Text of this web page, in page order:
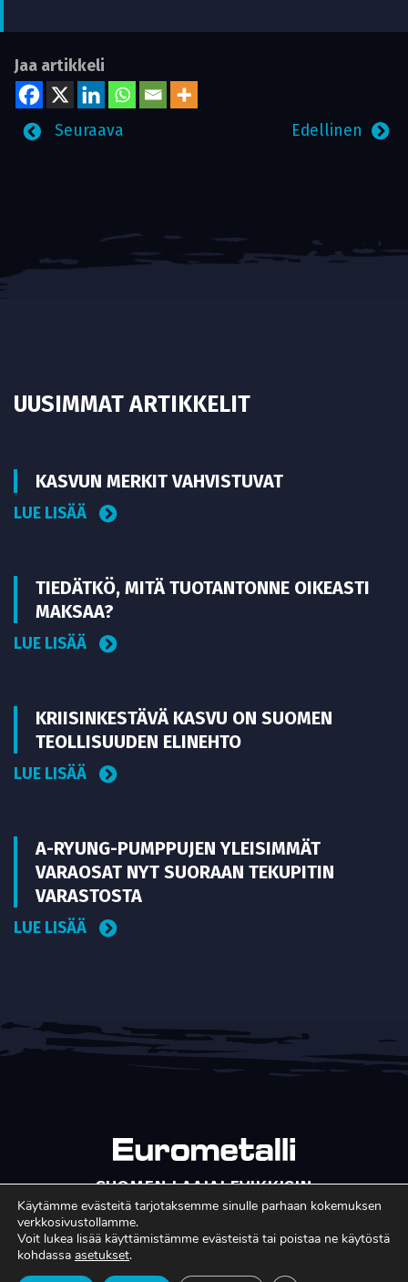
Jaa artikkeli
Edellinen
Seuraava
UUSIMMAT ARTIKKELIT
KASVUN MERKIT VAHVISTUVAT
LUE LISÄÄ
TIEDÄTKÖ, MITÄ TUOTANTONNE OIKEASTI
MAKSAA?
LUE LISÄÄ
KRIISINKESTÄVÄ KASVU ON SUOMEN
TEOLLISUUDEN ELINEHTO
LUE LISÄÄ
A-RYUNG-PUMPPUJEN YLEISIMMÄT
VARAOSAT NYT SUORAAN TEKUPITIN
VARASTOSTA
LUE LISÄÄ
SUOMEN LAAJALEVIKKISIN
METALLITEOLLISUUDEN ERIKOISLEHTI
Copyright © Faktavisa Oy / Eurometalli 2017. All Rights
Reserved. · Toteutus:
Käytämme evästeitä tarjotaksemme sinulle parhaan kokemuksen
verkkosivustollamme.
Voit lukea lisää käyttämistämme evästeistä tai poistaa ne käytöstä
kohdassa asetukset.